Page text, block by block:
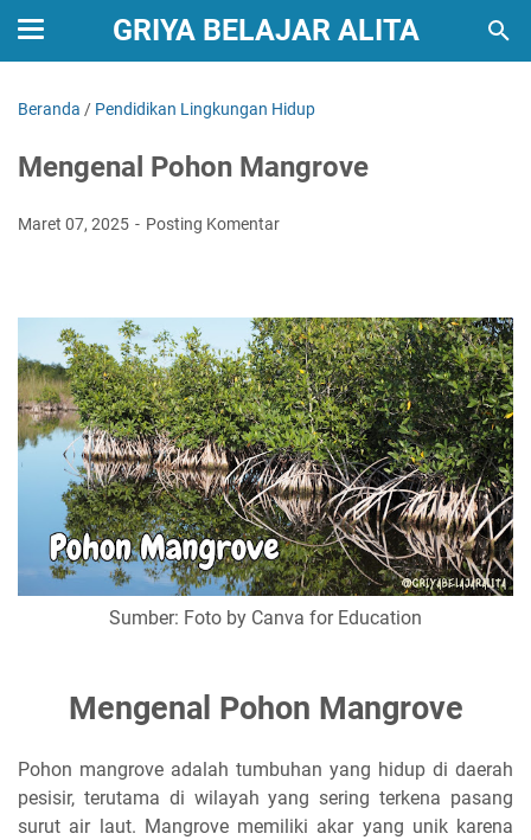
GRIYA BELAJAR ALITA
Beranda / Pendidikan Lingkungan Hidup
Mengenal Pohon Mangrove
Maret 07, 2025 Posting Komentar
Sumber: Foto by Canva for Education
Mengenal Pohon Mangrove
Pohon mangrove adalah tumbuhan yang hidup di daerah
pesisir, terutama di wilayah yang sering terkena pasang
surut air laut. Mangrove memiliki akar yang unik karena